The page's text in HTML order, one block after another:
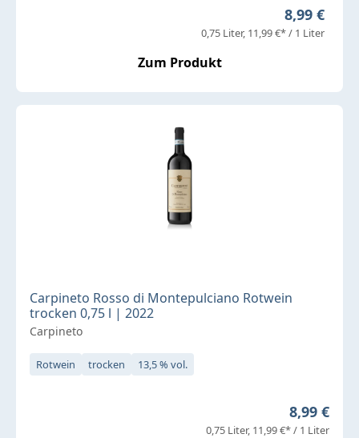
Regulärer
8,99 €
0,75 Liter 11,99 €* / 1 Liter
Zum Produkt
Carpineto Rosso di Montepulciano Rotwein
trocken 0,75 l | 2022
Carpineto
Rotwein trocken 13,5 % vol.
Regulärer
8,99 €
0,75 Liter 11,99 €* / 1 Liter